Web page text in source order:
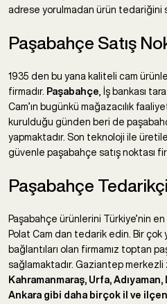
adrese yorulmadan ürün tedariğini
Paşabahçe Satış
1935 den bu yana kaliteli cam
firmadır. Paşabahçe , İş bankası
Cam’ın bugünkü mağazacılık
kurulduğu günden beri de
yapmaktadır. Son teknoloji ile
güvenle paşabahçe satış noktası
Paşabahçe
Paşabahçe ürünlerini Türkiye’nin
Polat Cam dan tedarik edin. Bir
bağlantıları olan firmamız toptan
sağlamaktadır. Gaziantep merkezli
Kahramanmaraş, Urfa,
Ankara gibi daha birçok il ve